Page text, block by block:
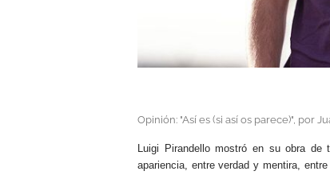
Opinión: "Así es (si así os parece)", por
Luigi Pirandello mostró en su obra
apariencia, entre verdad y mentira,